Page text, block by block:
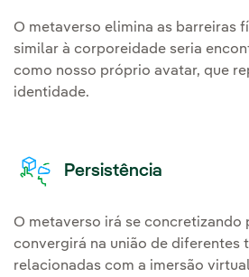
O metaverso elimina as barreiras
similar à corporeidade seria
como nosso próprio avatar, que
identidade.
Persistência
O metaverso irá se concretizando
convergirá na união de diferentes
relacionadas com a imersão